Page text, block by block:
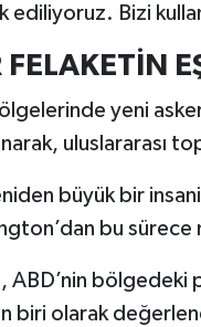
ediliyoruz. Bizi
FELAKETİN
yeni
uluslararası
büyük bir
bu
ABD’nin
biri olarak